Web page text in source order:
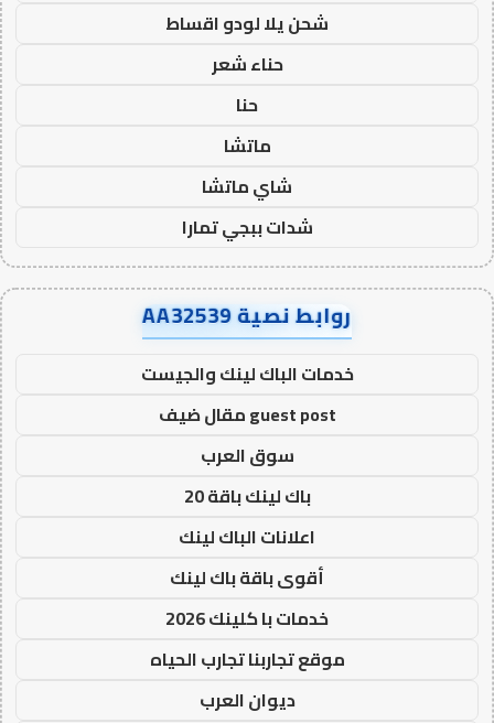
شحن يلا لودو اقساط
حناء شعر
حنا
ماتشا
شاي ماتشا
شدات ببجي تمارا
روابط نصية AA32539
خدمات الباك لينك والجيست
guest post مقال ضيف
سوق العرب
باك لينك باقة 20
اعلانات الباك لينك
أقوى باقة باك لينك
خدمات با كلينك 2026
موقع تجاربنا تجارب الحياه
ديوان العرب